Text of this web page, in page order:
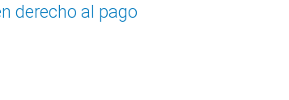
derecho al pago